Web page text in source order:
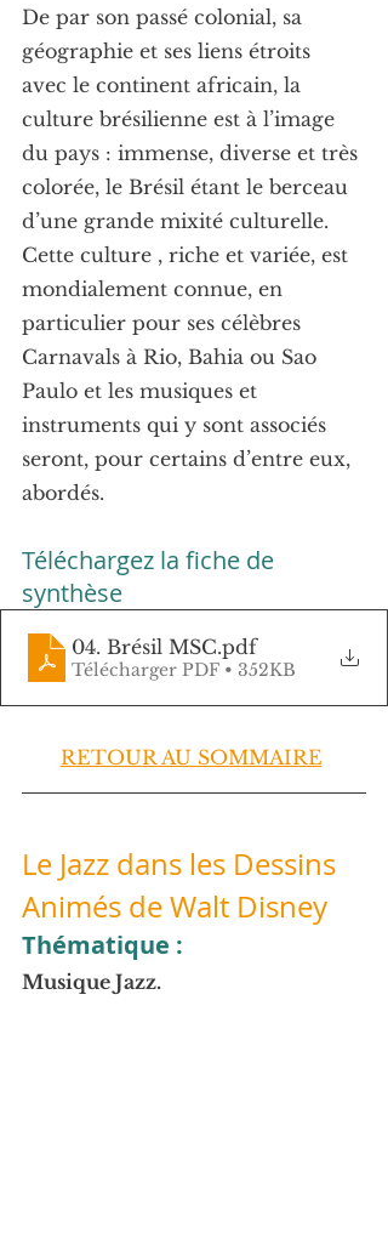
De par son passé colonial, sa
géographie et ses liens étroits
avec le continent africain, la
culture brésilienne est à l’image
du pays : immense, diverse et très
colorée, le Brésil étant le berceau
d’une grande mixité culturelle.
Cette culture , riche et variée, est
mondialement connue, en
particulier pour ses célèbres
Carnavals à Rio, Bahia ou Sao
Paulo et les musiques et
instruments qui y sont associés
seront, pour certains d’entre eux,
abordés.
Téléchargez la fiche de
synthèse
04. Brésil MSC.pdf
Télécharger PDF • 352KB
RETOUR AU SOMMAIRE
Le Jazz dans les Dessins
Animés de Walt Disney
Thématique :
Musique Jazz.